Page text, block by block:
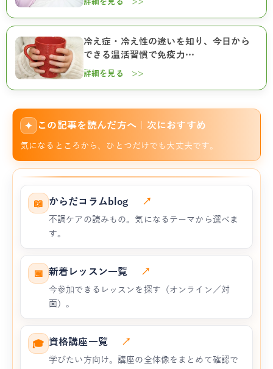
詳細を見る >>
冷え症・冷え性の違いを知り、今日から
できる温活習慣で免疫力…
詳細を見る >>
✦ この記事を読んだ方へ｜次におすすめ
気になるところから、ひとつだけでも大丈夫です。
📖 からだコラムblog ↗
不調ケアの読みもの。気になるテーマから選べま
す。
📅 新着レッスン一覧 ↗
今参加できるレッスンを探す（オンライン／対
面）。
🎓 資格講座一覧 ↗
学びたい方向け。講座の全体像をまとめて確認で